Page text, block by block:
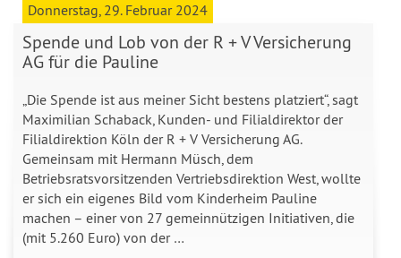
Donnerstag, 29. Februar 2024
Spende und Lob von der R + V Versicherung
AG für die Pauline
„Die Spende ist aus meiner Sicht bestens platziert“, sagt
Maximilian Schaback, Kunden- und Filialdirektor der
Filialdirektion Köln der R + V Versicherung AG.
Gemeinsam mit Hermann Müsch, dem
Betriebsratsvorsitzenden Vertriebsdirektion West, wollte
er sich ein eigenes Bild vom Kinderheim Pauline
machen – einer von 27 gemeinnützigen Initiativen, die
(mit 5.260 Euro) von der …